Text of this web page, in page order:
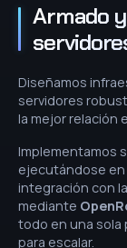
Armado
Diseñamos
servidores
la mejor relación
Implementamos
ejecutándose en
integración con
mediante
todo en una sola
para escalar.